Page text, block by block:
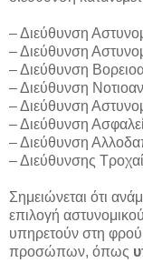
– Διεύθυνση
– Διεύθυνση
– Διεύθυνση
– Διεύθυνση
– Διεύθυνση
– Διεύθυνση
– Διεύθυνση
– Διεύθυνσης
Σημειώνεται ότι
επιλογή
υπηρετούν στη
προσώπων, όπως